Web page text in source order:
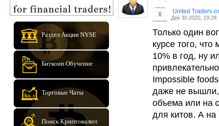
Раздел Акции NYSE
Биткоин Обучение
Торговые Чаты
Поиск Криптовалют
United Traders
Дек 30 2020, 19:28
Только один
курсе того, что
10% в год, ну
Impossible
даже не вышли,
объема или на
для китов. А